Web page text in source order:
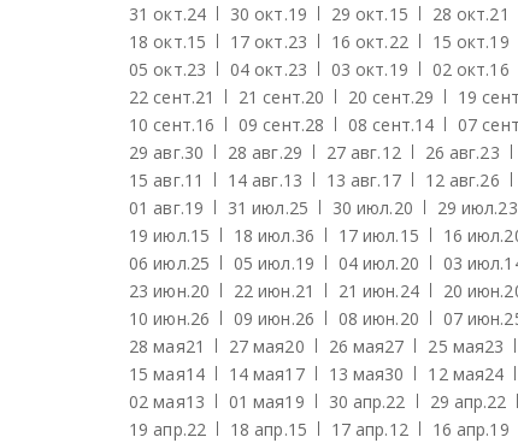
31 окт.24 30 окт.19 29 окт.15 28 окт.21
18 окт.15 17 окт.23 16 окт.22 15 окт.19
05 окт.23 04 окт.23 03 окт.19 02 окт.16
22 сент.21 21 сент.20 20 сент.29 19
10 сент.16 09 сент.28 08 сент.14 07
29 авг.30 28 авг.29 27 авг.12 26 авг.23
15 авг.11 14 авг.13 13 авг.17 12 авг.26
01 авг.19 31 июл.25 30 июл.20 29 июл.23
19 июл.15 18 июл.36 17 июл.15 16 июл.
06 июл.25 05 июл.19 04 июл.20 03 июл.
23 июн.20 22 июн.21 21 июн.24 20 июн.
10 июн.26 09 июн.26 08 июн.20 07 июн.
28 мая21 27 мая20 26 мая27 25 мая23
15 мая14 14 мая17 13 мая30 12 мая24
02 мая13 01 мая19 30 апр.22 29 апр.22
19 апр.22 18 апр.15 17 апр.12 16 апр.19